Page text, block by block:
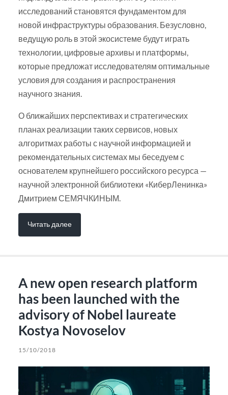
исследований становятся фундаментом для
новой инфраструктуры образования. Безусловно,
ведущую роль в этой экосистеме будут играть
технологии, цифровые архивы и платформы,
которые предложат исследователям оптимальные
условия для создания и распространения
научного знания.
О ближайших перспективах и стратегических
планах реализации таких сервисов, новых
алгоритмах работы с научной информацией и
рекомендательных системах мы беседуем с
основателем крупнейшего российского ресурса —
научной электронной библиотеки «КиберЛенинка»
Дмитрием СЕМЯЧКИНЫМ.
Читать далее
A new open research platform
has been launched with the
advisory of Nobel laureate
Kostya Novoselov
15/10/2018